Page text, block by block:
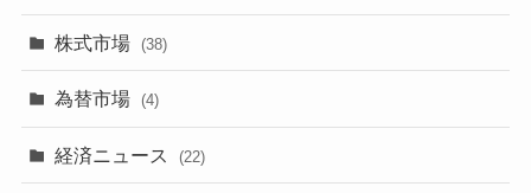
株式市場 (38)
為替市場 (4)
経済ニュース (22)